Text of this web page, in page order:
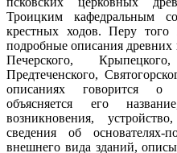
Троицким кафедральным
крестных ходов. Перу того
подробные описания
Печерского,
Предтеченского,
описаниях говорится о
объясняется его
возникновения,
сведения об основателях-
внешнего вида зданий,